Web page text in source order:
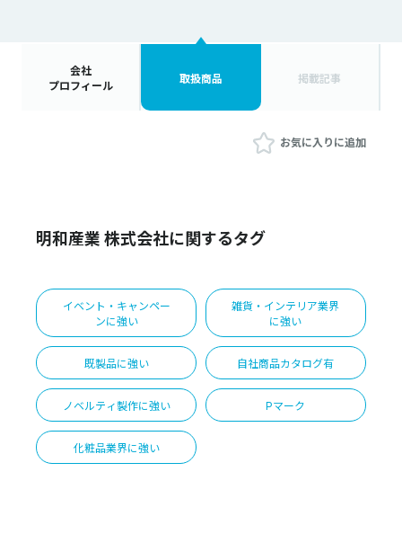
会社
プロフィール
取扱商品 掲載記事
お気に入りに追加
明和産業 株式会社に関するタグ
イベント・キャンペー
ンに強い
雑貨・インテリア業界
に強い
既製品に強い 自社商品カタログ有
ノベルティ製作に強い Pマーク
化粧品業界に強い